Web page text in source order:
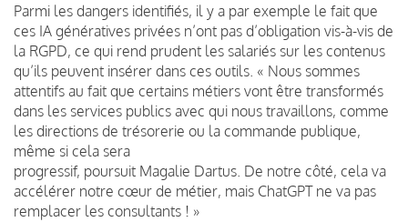
Parmi les dangers identifiés, il y a par exemple le fait que
ces IA génératives privées n’ont pas d’obligation vis-à-vis de
la RGPD, ce qui rend prudent les salariés sur les contenus
qu’ils peuvent insérer dans ces outils. « Nous sommes
attentifs au fait que certains métiers vont être transformés
dans les services publics avec qui nous travaillons, comme
les directions de trésorerie ou la commande publique,
même si cela sera
progressif, poursuit Magalie Dartus. De notre côté, cela va
accélérer notre cœur de métier, mais ChatGPT ne va pas
remplacer les consultants ! »